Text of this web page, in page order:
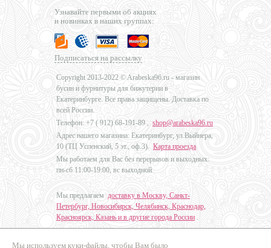
Мы используем куки-файлы, чтобы Вам было
Узнавайте первыми об акциях
и новинках в наших группах:
Подписаться на рассылку
Copyright 2013-2022 © Arabeska96.ru - магазин
бусин и фурнитуры для бижутерии в
Екатеринбурге. Все права защищены. Доставка по
всей России.
Телефон: +7 ( 912) 68-191-89 , shop@arabeska96.ru
Адрес нашего магазина: Екатеринбург, ул.Выйнера,
10 (ТЦ Успенский, 5 эт., оф.3). Карта проезда
Мы работаем для Вас без перерывов и выходных:
пн-сб 11:00-19:00, вс выходной
Мы предлагаем доставку в Москву, Санкт-
Петербург, Новосибирск, Челябинск, Краснодар,
Красноярск, Казань и в другие города России .